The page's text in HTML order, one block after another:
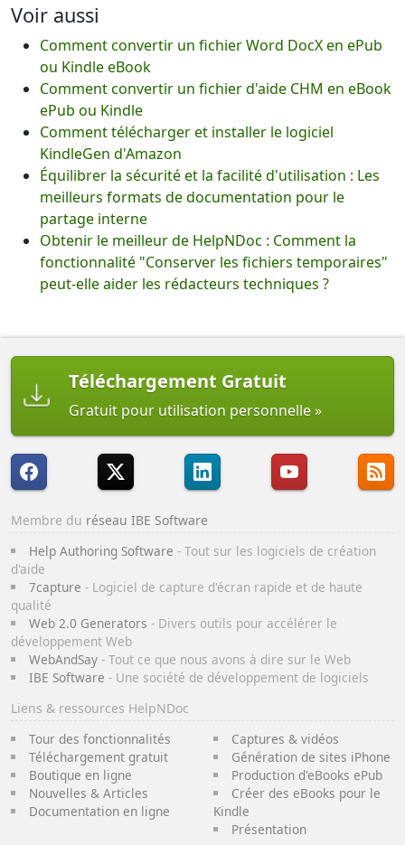
Voir aussi
Comment convertir un fichier Word DocX en ePub
ou Kindle eBook
Comment convertir un fichier d'aide CHM en eBook
ePub ou Kindle
Comment télécharger et installer le logiciel
KindleGen d'Amazon
Équilibrer la sécurité et la facilité d'utilisation : Les
meilleurs formats de documentation pour le
partage interne
Obtenir le meilleur de HelpNDoc : Comment la
fonctionnalité "Conserver les fichiers temporaires"
peut-elle aider les rédacteurs techniques ?
Téléchargement Gratuit
Gratuit pour utilisation personnelle
Membre du réseau IBE Software
Help Authoring Software - Tout sur les logiciels de création
d'aide
7capture - Logiciel de capture d'écran rapide et de haute
qualité
Web 2.0 Generators - Divers outils pour accélérer le
développement Web
WebAndSay- Tout ce que nous avons à dire sur le Web
IBE Software - Une société de développement de logiciels
Liens & ressources HelpNDoc
Tour des fonctionnalités
Téléchargement gratuit
Boutique en ligne
Nouvelles & Articles
Documentation en ligne
Captures & vidéos
Génération de sites iPhone
Production d'eBooks ePub
Créer des eBooks pour le
Kindle
Présentation